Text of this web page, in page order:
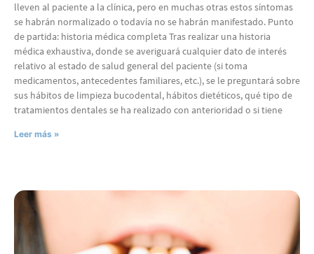
lleven al paciente a la clínica, pero en muchas otras estos síntomas
se habrán normalizado o todavía no se habrán manifestado. Punto
de partida: historia médica completa Tras realizar una historia
médica exhaustiva, donde se averiguará cualquier dato de interés
relativo al estado de salud general del paciente (si toma
medicamentos, antecedentes familiares, etc.), se le preguntará sobre
sus hábitos de limpieza bucodental, hábitos dietéticos, qué tipo de
tratamientos dentales se ha realizado con anterioridad o si tiene
Leer más »